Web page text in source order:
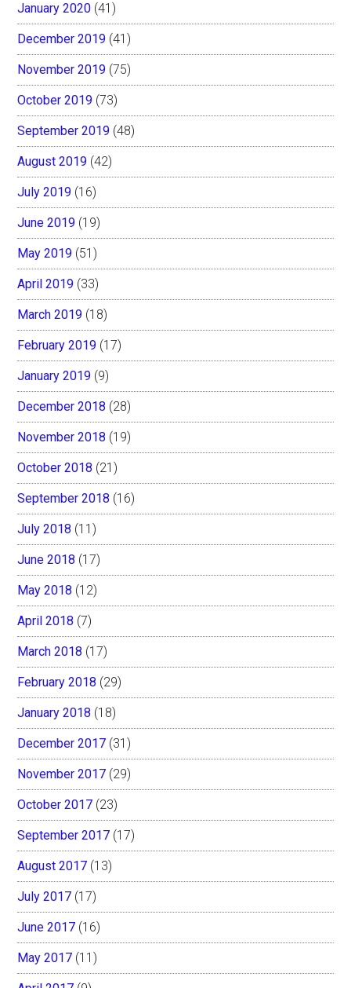
January 2020 (41)
December 2019 (41)
November 2019 (75)
October 2019 (73)
September 2019 (48)
August 2019 (42)
July 2019 (16)
June 2019 (19)
May 2019 (51)
April 2019 (33)
March 2019 (18)
February 2019 (17)
January 2019 (9)
December 2018 (28)
November 2018 (19)
October 2018 (21)
September 2018 (16)
July 2018 (11)
June 2018 (17)
May 2018 (12)
April 2018 (7)
March 2018 (17)
February 2018 (29)
January 2018 (18)
December 2017 (31)
November 2017 (29)
October 2017 (23)
September 2017 (17)
August 2017 (13)
July 2017 (17)
June 2017 (16)
May 2017 (11)